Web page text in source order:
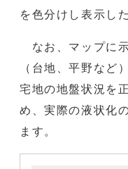
を色分けし表示し
なお、マップに
（台地、平野など
宅地の地盤状況を
め、実際の液状化
ます。